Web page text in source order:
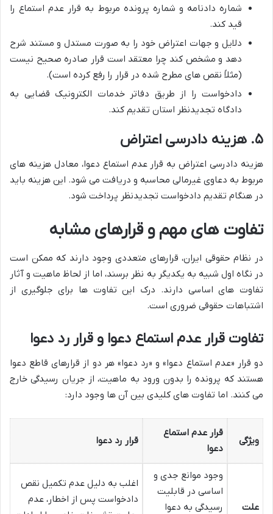
شماره دادنامه و شماره پرونده مربوط به قرار عدم استماع را
قید کند.
دلایل و جهات اعتراض خود را به صورت مستدل و مستند شرح
دهد و مشخص کند چرا معتقد است قرار صادره صحیح نیست
(مثلاً نقص های مطرح شده در قرار را رفع کرده است).
دادخواست را از طریق دفاتر خدمات الکترونیک قضایی به
دادگاه تجدیدنظر استان تقدیم کند.
۵. هزینه دادرسی اعتراض
هزینه دادرسی اعتراض به قرار عدم استماع دعوا، معادل هزینه های
مربوط به دعاوی غیرمالی محاسبه و دریافت می شود. این هزینه باید
در هنگام تقدیم دادخواست تجدیدنظر پرداخت شود.
تفاوت های مهم و قرارهای مشابه
در نظام حقوقی ایران، قرارهای متعددی وجود دارند که ممکن است
در نگاه اول شبیه به یکدیگر به نظر برسند، اما از لحاظ ماهیت و آثار
تفاوت های اساسی دارند. درک این تفاوت ها برای جلوگیری از
اشتباهات حقوقی ضروری است.
تفاوت قرار عدم استماع دعوا و قرار رد دعوا
دو قرار «عدم استماع دعوا» و «رد دعوا» هر دو از قرارهای قاطع دعوا
هستند که پرونده را بدون ورود به ماهیت، از جریان رسیدگی خارج
می کنند. اما تفاوت های کلیدی بین آن ها وجود دارد:
ویژگی
قرار عدم استماع
دعوا
قرار رد دعوا
علت
وجود موانع جدی و
اساسی در قابلیت
رسیدگی به دعوا
اغلب به دلیل عدم تکمیل نقص
دادخواست پس از اخطار، عدم